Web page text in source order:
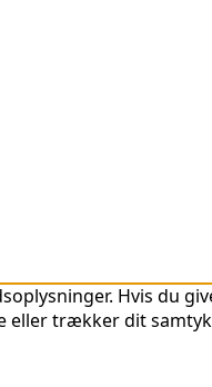
Hvis du
trækker dit